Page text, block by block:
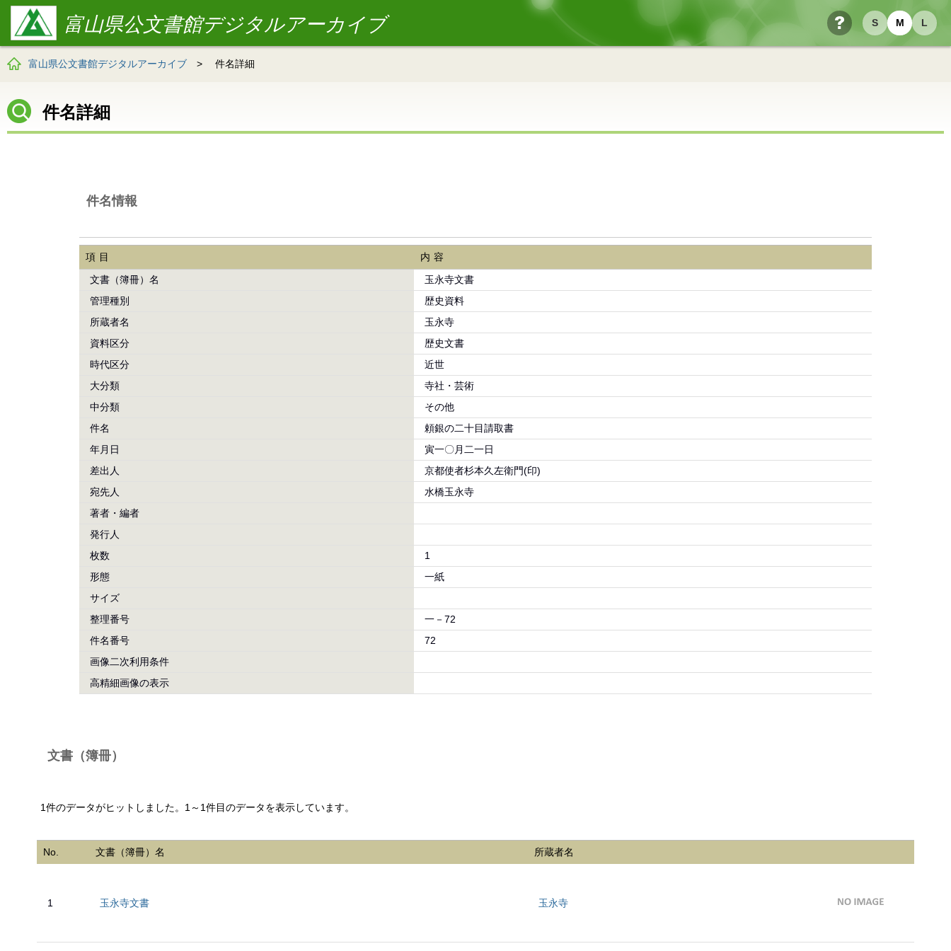
S M L
ヘルプ
富山県公文書館デジタルアーカイブ
富山県公文書館デジタルアーカイブ > 件名詳細
件名詳細
件名情報
項目
内容
文書（簿冊）名
玉永寺文書
管理種別
歴史資料
所蔵者名
玉永寺
資料区分
歴史文書
時代区分
近世
大分類
寺社・芸術
中分類
その他
件名
頼銀の二十目請取書
年月日
寅一〇月二一日
差出人
京都使者杉本久左衛門(印)
宛先人
水橋玉永寺
著者・編者
発行人
枚数
1
形態
一紙
サイズ
整理番号
一－72
件名番号
72
画像二次利用条件
高精細画像の表示
文書（簿冊）
1件のデータがヒットしました。1～1件目のデータを表示しています。
No. 文書（簿冊）名 所蔵者名
1 玉永寺文書 玉永寺